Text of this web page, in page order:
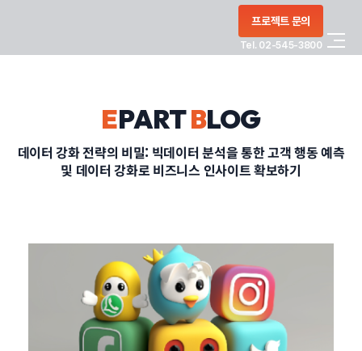
프로젝트 문의
Tel. 02-545-3800
PORTFOLIO
정부지원사업
EPARTBLOG
데이터 강화 전략의 비밀: 빅데이터 분석을 통한 고객 행동 예측
및 데이터 강화로 비즈니스 인사이트 확보하기